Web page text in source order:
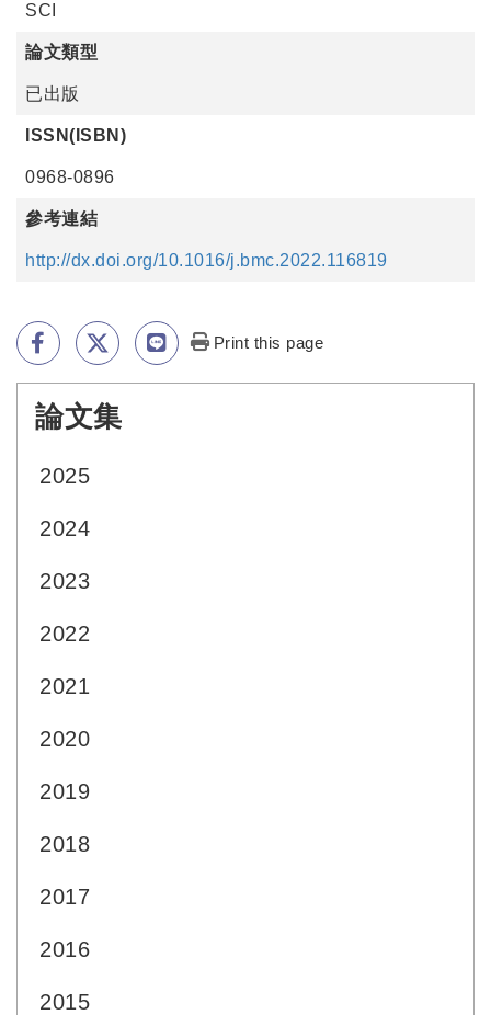
SCI
論文類型
已出版
ISSN(ISBN)
0968-0896
參考連結
http://dx.doi.org/10.1016/j.bmc.2022.116819
Print this page
論文集
2025
2024
2023
2022
2021
2020
2019
2018
2017
2016
2015